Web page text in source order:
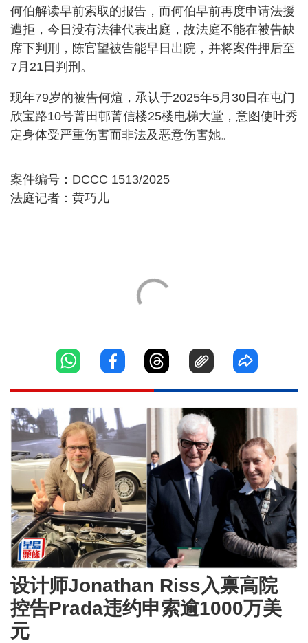
何伯解读早前索取的报告，而何伯早前再度申请法援
遭拒，今日没有法律代表出庭，故法庭不能在被告缺
席下判刑，陈官望被告能早日出院，并将案件押后至
7月21日判刑。
现年79岁的被告何煊，承认于2025年5月30日在屯门
欣宝路10号菁田邨菁信楼25楼电梯大堂，意图使叶秀
定身体受严重伤害而非法及恶意伤害她。
案件编号：DCCC 1513/2025
法庭记者：黄巧儿
设计师Jonathan Riss入禀高院
控告Prada违约申索逾1000万美
元